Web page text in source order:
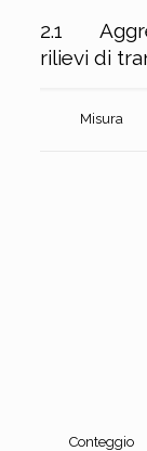
2.1
rilievi di
Misura
Conteggio